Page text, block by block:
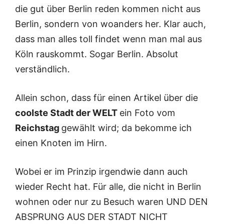
die gut über Berlin reden kommen nicht aus
Berlin, sondern von woanders her. Klar auch,
dass man alles toll findet wenn man mal aus
Köln rauskommt. Sogar Berlin. Absolut
verständlich.
Allein schon, dass für einen Artikel über die
coolste Stadt der WELT ein Foto vom
Reichstag gewählt wird; da bekomme ich
einen Knoten im Hirn.
Wobei er im Prinzip irgendwie dann auch
wieder Recht hat. Für alle, die nicht in Berlin
wohnen oder nur zu Besuch waren UND DEN
ABSPRUNG AUS DER STADT NICHT